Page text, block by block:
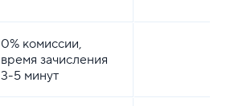
0% комиссии,
время зачисления
3-5 минут